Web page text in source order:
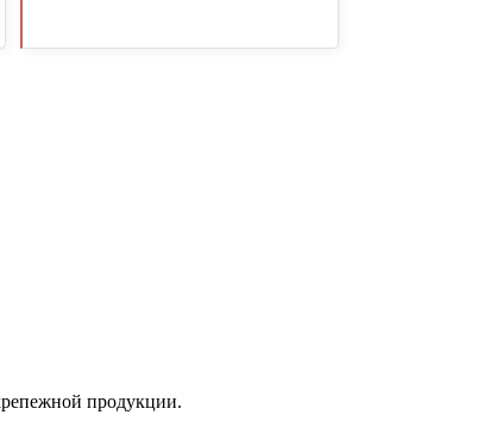
продукции.